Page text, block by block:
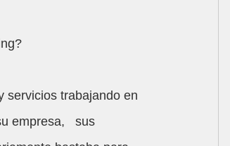
servicios trabajando en
empresa,   sus